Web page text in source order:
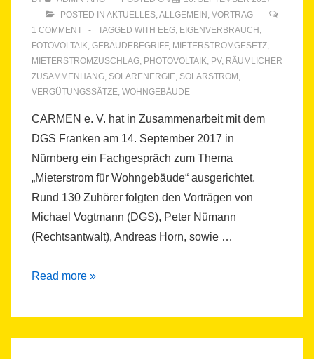
POSTED IN AKTUELLES,ALLGEMEIN , VORTRAG
1 COMMENT
TAGGED WITH EEG, EIGENVERBRAUCH ,
FOTOVOLTAIK, GEBÄUDEBEGRIFF, MIETERSTROMGESETZ,
MIETERSTROMZUSCHLAG, PHOTOVOLTAIK, PV, RÄUMLICHER
ZUSAMMENHANG, SOLARENERGIE, SOLARSTROM ,
VERGÜTUNGSSÄTZE, WOHNGEBÄUDE
CARMEN e. V. hat in Zusammenarbeit mit dem
DGS Franken am 14. September 2017 in
Nürnberg ein Fachgespräch zum Thema
„Mieterstrom für Wohngebäude“ ausgerichtet.
Rund 130 Zuhörer folgten den Vorträgen von
Michael Vogtmann (DGS), Peter Nümann
(Rechtsantwalt), Andreas Horn, sowie …
Fachgespräch
Read more »